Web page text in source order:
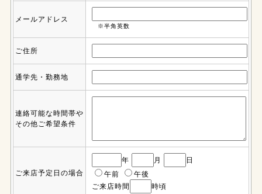
メールアドレス
※半角英数
ご住所
通学先・勤務地
連絡可能な時間帯や
その他ご希望条件
ご来店予定日の場合
年 月
日
午前
午後
ご来店時間
時頃